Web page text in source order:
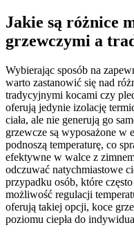
Jakie są różnice
grzewczymi a
Wybierając sposób na
warto zastanowić się nad
tradycyjnymi kocami czy
oferują jedynie izolację
ciała, ale nie generują go
grzewcze są wyposażone w
podnoszą temperaturę, co
efektywne w walce z
odczuwać natychmiastowe
przypadku osób, które
możliwość regulacji
oferują takiej opcji, koce
poziomu ciepła do